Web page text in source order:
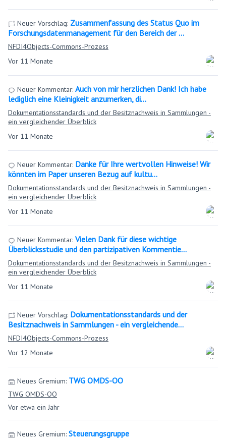
Vor 11 Monate
Neuer Vorschlag: Zusammenfassung des Status Quo im
Forschungsdatenmanagement für den Bereich der …
NFDI4Objects-Commons-Prozess
Vor 11 Monate
Neuer Kommentar: Auch von mir herzlichen Dank! Ich habe
lediglich eine Kleinigkeit anzumerken, di…
Dokumentationsstandards und der Besitznachweis in Sammlungen -
ein vergleichender Überblick
Vor 11 Monate
Neuer Kommentar: Danke für Ihre wertvollen Hinweise! Wir
könnten im Paper unseren Bezug auf kultu…
Dokumentationsstandards und der Besitznachweis in Sammlungen -
ein vergleichender Überblick
Vor 11 Monate
Neuer Kommentar: Vielen Dank für diese wichtige
Überblicksstudie und den partizipativen Kommentie…
Dokumentationsstandards und der Besitznachweis in Sammlungen -
ein vergleichender Überblick
Vor 12 Monate
Neuer Vorschlag: Dokumentationsstandards und der
Besitznachweis in Sammlungen - ein vergleichende…
NFDI4Objects-Commons-Prozess
Vor etwa ein Jahr
Neues Gremium: TWG OMDS-OO
TWG OMDS-OO
Neues Gremium: Steuerungsgruppe